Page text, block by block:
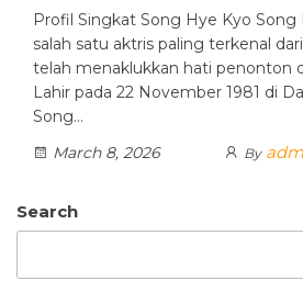
Profil Singkat Song Hye Kyo Song
salah satu aktris paling terkenal
telah menaklukkan hati penonton
Lahir pada 22 November 1981 di
Song…
March 8, 2026
By
Search